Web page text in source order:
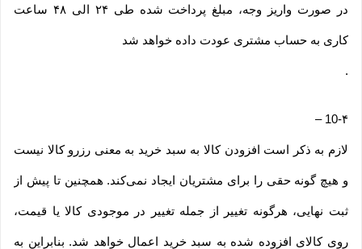
در صورت واریز وجه، مبلغ پرداخت شده طی ۲۴ الی ۴۸ ساعت
کاری به حساب مشتری عودت داده خواهد شد
.
10-۴ –
لازم به ذکر است افزودن کالا به سبد خرید به معنی رزرو کالا نیست
و هیچ گونه حقی را برای مشتریان ایجاد نمی‌کند. همچنین تا پیش از
ثبت نهایی، هرگونه تغییر از جمله تغییر در موجودی کالا یا قیمت،
روی کالای افزوده شده به سبد خرید اعمال خواهد شد. بنابراین به